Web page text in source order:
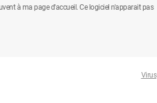
à ma page d'accueil. Ce logiciel n'apparait pas
Virus